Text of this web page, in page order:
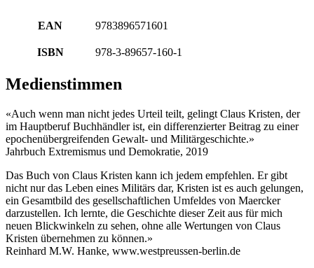
EAN 9783896571601
ISBN 978-3-89657-160-1
Medienstimmen
«Auch wenn man nicht jedes Urteil teilt, gelingt Claus Kristen, der
im Hauptberuf Buchhändler ist, ein differenzierter Beitrag zu einer
epochenübergreifenden Gewalt- und Militärgeschichte.»
Jahrbuch Extremismus und Demokratie, 2019
Das Buch von Claus Kristen kann ich jedem empfehlen. Er gibt
nicht nur das Leben eines Militärs dar, Kristen ist es auch gelungen,
ein Gesamtbild des gesellschaftlichen Umfeldes von Maercker
darzustellen. Ich lernte, die Geschichte dieser Zeit aus für mich
neuen Blickwinkeln zu sehen, ohne alle Wertungen von Claus
Kristen übernehmen zu können.»
Reinhard M.W. Hanke, www.westpreussen-berlin.de